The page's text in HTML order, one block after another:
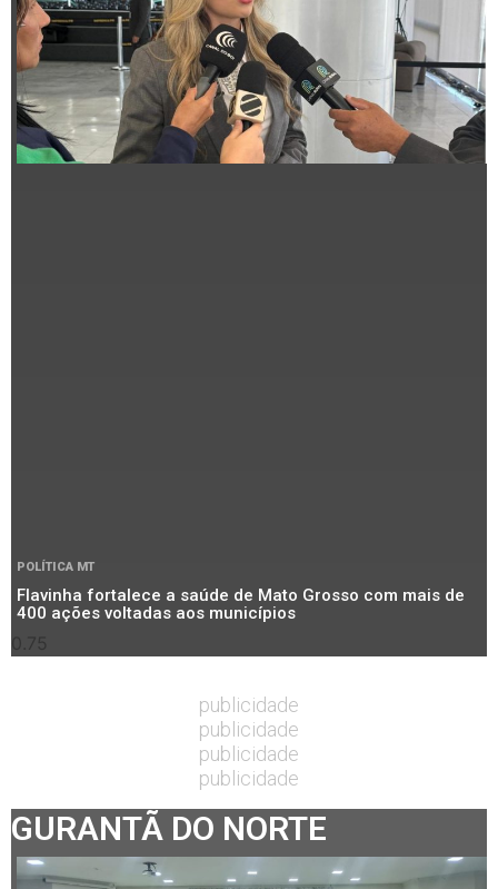
POLÍTICA MT
Flavinha fortalece a saúde de Mato Grosso com mais de
400 ações voltadas aos municípios
publicidade
publicidade
publicidade
publicidade
GURANTÃ DO NORTE